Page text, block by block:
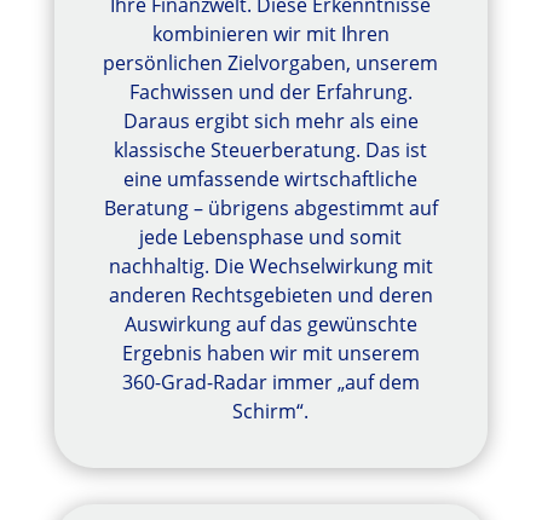
kombinieren wir mit Ihren
persönlichen Zielvorgaben, unserem
Fachwissen und der Erfahrung.
Daraus ergibt sich mehr als eine
klassische Steuerberatung. Das ist
eine umfassende wirtschaftliche
Beratung – übrigens abgestimmt auf
jede Lebensphase und somit
nachhaltig. Die Wechselwirkung mit
anderen Rechtsgebieten und deren
Auswirkung auf das gewünschte
Ergebnis haben wir mit unserem
360-Grad-Radar immer „auf dem
Schirm“.